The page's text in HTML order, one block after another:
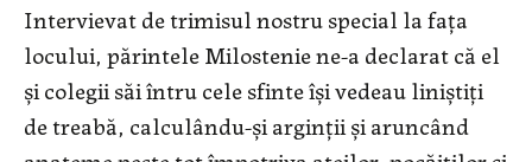
Intervievat de trimisul nostru special la fața
locului, părintele Milostenie ne-a declarat că el
și colegii săi întru cele sfinte își vedeau liniștiți
de treabă, calculându-și arginții și aruncând